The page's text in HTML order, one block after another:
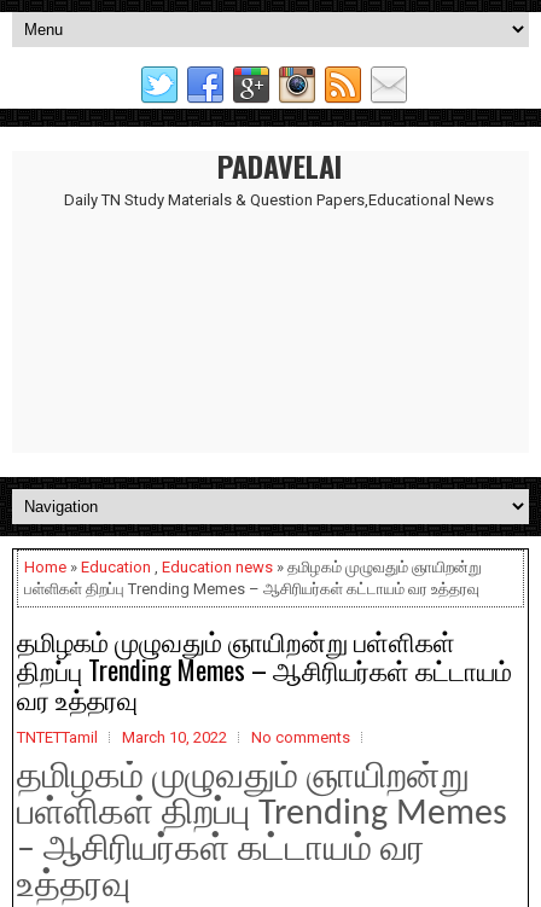
PADAVELAI
Daily TN Study Materials & Question Papers,Educational News
Home » Education , Education news » தமிழகம் முழுவதும் ஞாயிறன்று
பள்ளிகள் திறப்பு Trending Memes – ஆசிரியர்கள் கட்டாயம் வர உத்தரவு
தமிழகம் முழுவதும் ஞாயிறன்று பள்ளிகள்
திறப்பு Trending Memes – ஆசிரியர்கள் கட்டாயம்
வர உத்தரவு
TNTETTamil March 10, 2022 No comments
தமிழகம் முழுவதும் ஞாயிறன்று
பள்ளிகள் திறப்பு Trending Memes
– ஆசிரியர்கள் கட்டாயம் வர
உத்தரவு